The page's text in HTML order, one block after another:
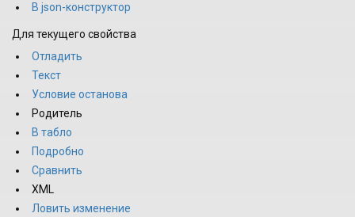
В json-конструктор
Для текущего свойства
Отладить
Текст
Условие останова
Родитель
В табло
Подробно
Сравнить
XML
Ловить изменение